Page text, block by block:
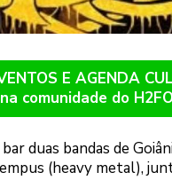
E AGENDA
comunidade do
duas bandas de
(heavy metal),